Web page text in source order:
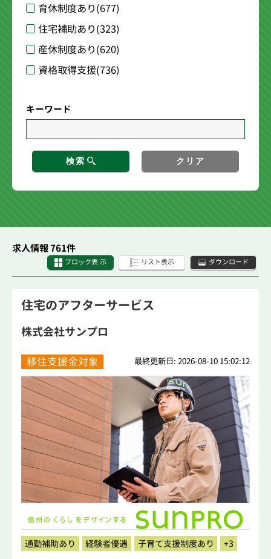
育休制度あり(677)
住宅補助あり(323)
産休制度あり(620)
資格取得支援(736)
キーワード
検索 クリア
求人情報 761件
ブロック表 示 リスト表示 ダウンロード
住宅のアフターサービス
株式会社サンプロ
移住支援金対象 最終更新日: 2026-08-10 15:02:12
通勤補助あり 経験者優遇 子育て支援制度あり +3